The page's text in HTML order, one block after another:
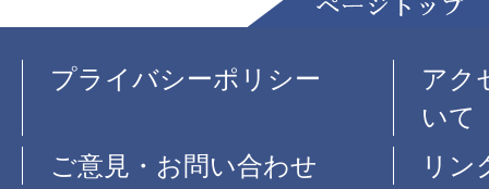
プライバシーポリシー
アク
いて
ご意見・お問い合わせ
リン